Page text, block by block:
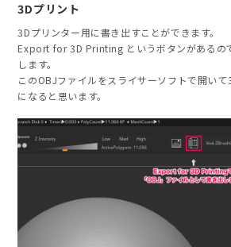
3Dプリント
3Dプリンター用に書き出すことができます。
Export for 3D Printing というボタンがあるの
します。
このOBJファイルをスライサーソフトで開い
になると思います。